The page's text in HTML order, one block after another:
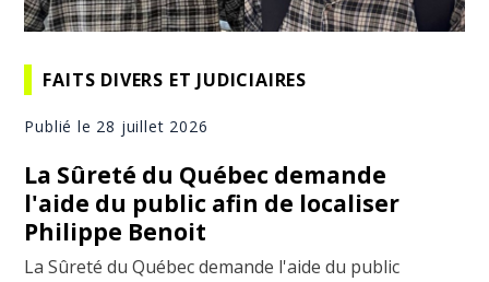
FAITS DIVERS ET JUDICIAIRES
Publié le 28 juillet 2026
La Sûreté du Québec demande
l'aide du public afin de localiser
Philippe Benoit
La Sûreté du Québec demande l'aide du public